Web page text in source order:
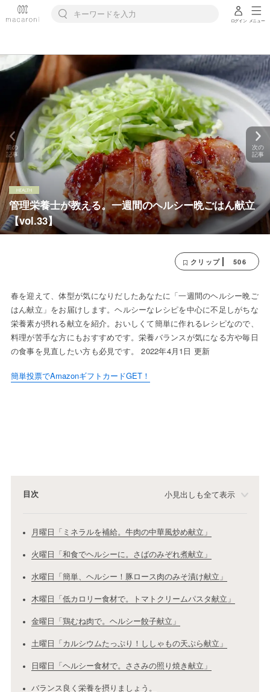
ログイン メニュー
管理栄養士が教える。一週間のヘルシー晩ごはん献立
【vol.33】
前の
記事
次の
記事
クリップ 506
春を迎えて、体型が気になりだしたあなたに「一週間のヘルシー晩ご
はん献立」をお届けします。ヘルシーなレシピを中心に不足しがちな
栄養素が摂れる献立を紹介。おいしくて簡単に作れるレシピなので、
料理が苦手な方にもおすすめです。栄養バランスが気になる方や毎日
の食事を見直したい方も必見です。 2022年4月1日 更新
簡単投票でAmazonギフトカードGET！
目次 小見出しも全て表示
月曜日「ミネラルを補給。牛肉の中華風炒め献立」
火曜日「和食でヘルシーに。さばのみぞれ煮献立」
水曜日「簡単、ヘルシー！豚ロース肉のみそ漬け献立」
木曜日「低カロリー食材で。トマトクリームパスタ献立」
金曜日「鶏むね肉で。ヘルシー餃子献立」
土曜日「カルシウムたっぷり！ししゃもの天ぷら献立」
日曜日「ヘルシー食材で。ささみの照り焼き献立」
バランス良く栄養を摂りましょう。